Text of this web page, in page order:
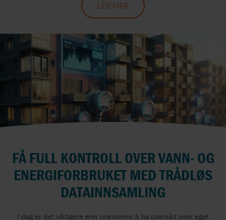
LES MER
FÅ FULL KONTROLL OVER VANN- OG
ENERGIFORBRUKET MED TRÅDLØS
DATAINNSAMLING
I dag er det viktigere enn noensinne å ha oversikt over eget